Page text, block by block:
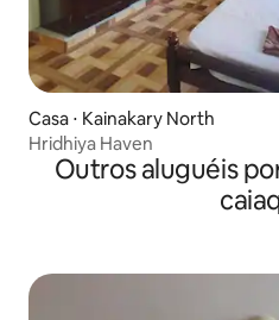
Casa ⋅ Kainakary North
Hridhiya Haven
Outros aluguéis